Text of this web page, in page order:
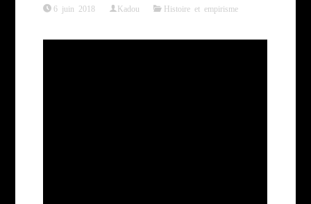
6 juin 2018 Kadou Histoire et empirisme